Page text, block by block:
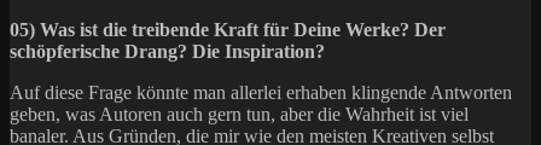
05) Was ist die treibende Kraft für Deine Werke? Der
schöpferische Drang? Die Inspiration?
Auf diese Frage könnte man allerlei erhaben klingende Antworten
geben, was Autoren auch gern tun, aber die Wahrheit ist viel
banaler. Aus Gründen, die mir wie den meisten Kreativen selbst